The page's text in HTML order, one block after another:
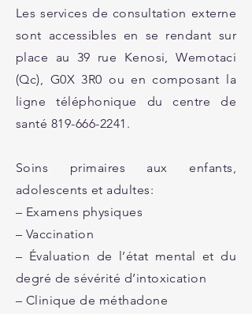
Les services de consultation externe
sont accessibles en se rendant sur
place au 39 rue Kenosi, Wemotaci
(Qc), G0X 3R0ou en composant la
ligne téléphonique du centre de
santé 819-666-2241 .
Soins primaires aux enfants,
adolescents et adultes:
– Examens physiques
– Vaccination
– Évaluation de l’état mental et du
degré de sévérité d’intoxication
– Clinique de méthadone